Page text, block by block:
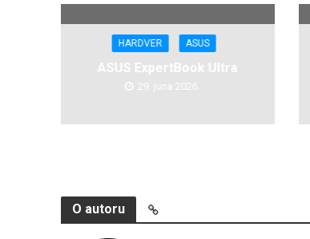
HARDVER ASUS
ASUS ExpertBook Ultra
29. juna 2026.
O autoru